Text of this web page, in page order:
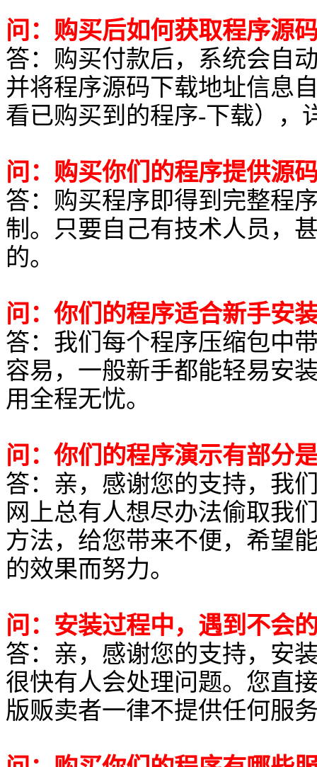
问：购买后如何获取程序源
答：购买付款后，系统会自
并将程序源码下载地址信息
看已购买到的程序-下载），
问：购买你们的程序提供源
答：购买程序即得到完整程
制。只要自己有技术人员，
的。
问：你们的程序适合新手安
答：我们每个程序压缩包中
容易，一般新手都能轻易安
用全程无忧。
问：你们的程序演示有部分
答：亲，感谢您的支持，我
网上总有人想尽办法偷取我
方法，给您带来不便，希望
的效果而努力。
问：安装过程中，遇到不会
答：亲，感谢您的支持，安
很快有人会处理问题。您直
版贩卖者一律不提供任何服